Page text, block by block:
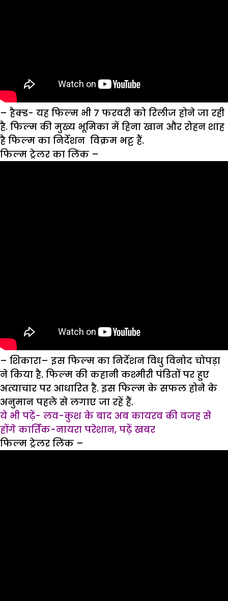
– हैक्ड- यह फिल्म भी 7 फरवरी को रिलीज होने जा रही
है. फिल्म की मुख्य भूमिका में हिना खान और रोहन शाह
है फिल्म का निर्देशन विक्रम भट्ट हैं.
फिल्म ट्रेलर का लिंक –
– शिकारा– इस फिल्म का निर्देशन विधु विनोद चोपड़ा
ने किया है. फिल्म की कहानी कश्मीरी पंडितों पर हुए
अत्याचार पर आधारित है. इस फिल्म के सफल होने के
अनुमान पहले से लगाए जा रहें हैं.
ये भी पढ़ें- लव-कुश के बाद अब कायरव की वजह से
होंगे कार्तिक-नायरा परेशान, पढ़ें खबर
फिल्म ट्रेलर लिंक –